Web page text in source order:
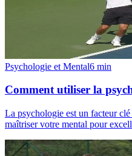
Psychologie et Mental6 min
Comment utiliser la
La psychologie est un facteur
maîtriser votre mental pour